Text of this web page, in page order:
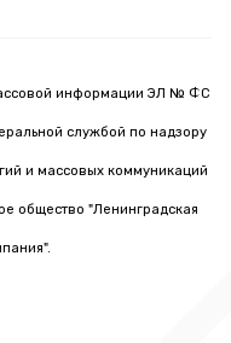
информации ЭЛ № ФС
службой по надзору
и массовых коммуникаций
общество "Ленинградская